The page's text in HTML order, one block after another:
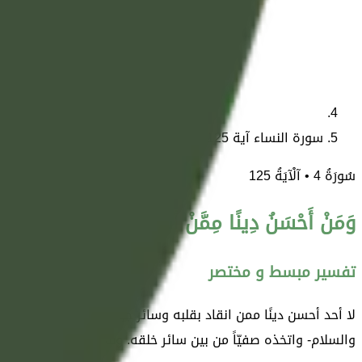
سورة النساء آية 125
سُورَةُ4• آلْآيَةُ125
وَمَنْ أَحْسَنُ دِينًا مِمَّنْ أَسْلَمَ وَجْهَهُ لِلَّهِ وَهُوَ
تفسير مبسط و مختصر
لا أحد أحسن دينًا ممن انقاد بقلبه وسائر جوارحه لله تعالى
والسلام- واتخذه صفيّاً من بين سائر خلقه. وفي هذه الآية،